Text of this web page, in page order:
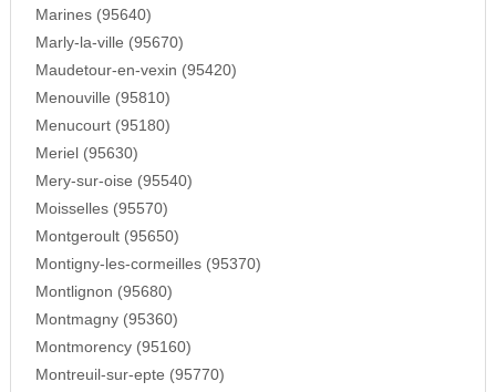
Marines (95640)
Marly-la-ville (95670)
Maudetour-en-vexin (95420)
Menouville (95810)
Menucourt (95180)
Meriel (95630)
Mery-sur-oise (95540)
Moisselles (95570)
Montgeroult (95650)
Montigny-les-cormeilles (95370)
Montlignon (95680)
Montmagny (95360)
Montmorency (95160)
Montreuil-sur-epte (95770)